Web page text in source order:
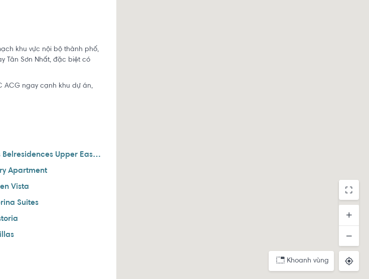
khu vực nội bộ thành phố,
Tân Sơn Nhất, đặc biệt có
ACG ngay cạnh khu dự án,
Swiss Belresidences Upper East Saigon
Apartment
Vista
Suites
Khoanh vùng